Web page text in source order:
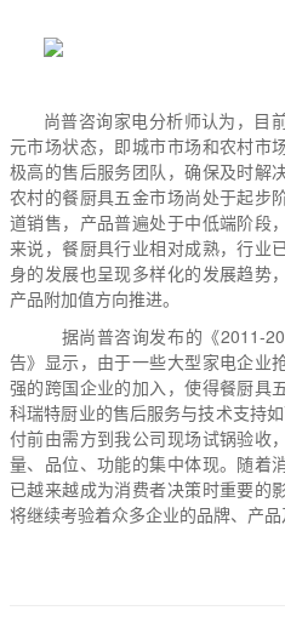
尚普咨询家电分析师认为，目
元市场状态，即城市市场和农村市
极高的售后服务团队，确保及时解
农村的餐厨具五金市场尚处于起步
道销售，产品普遍处于中低端阶段
来说，餐厨具行业相对成熟，行业
身的发展也呈现多样化的发展趋势
产品附加值方向推进。
据尚普咨询发布的《2011-
告》显示，由于一些大型家电企业
强的跨国企业的加入，使得餐厨具
科瑞特厨业的售后服务与技术支持如
付前由需方到我公司现场试锅验收
量、品位、功能的集中体现。随着
已越来越成为消费者决策时重要的
将继续考验着众多企业的品牌、产品